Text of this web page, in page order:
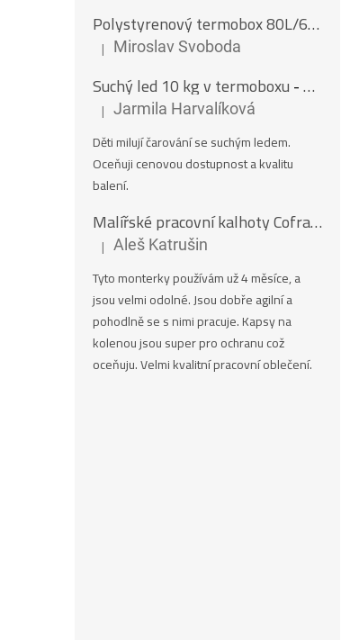
Polystyrenový termobox 80L/62Kg
Hodnocení produktu je 5 z 5 hvězdiček.
| Miroslav Svoboda
Suchý led 10 kg v termoboxu- Nugety 16 mm
Hodnocení produktu je 5 z 5 hvězdiček.
| Jarmila Harvalíková
Děti milují čarování se suchým ledem.
Oceňuji cenovou dostupnost a kvalitu
balení.
Malířské pracovní kalhoty Cofra SALISBOURG
Hodnocení produktu je 5 z 5 hvězdiček.
| Aleš Katrušin
Tyto monterky používám už 4 měsíce, a
jsou velmi odolné. Jsou dobře agilní a
pohodlně se s nimi pracuje. Kapsy na
kolenou jsou super pro ochranu což
oceňuju. Velmi kvalitní pracovní oblečení.